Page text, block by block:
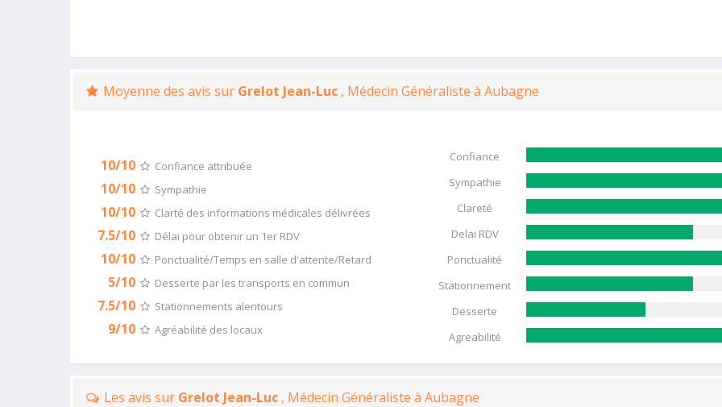
Moyenne des avis sur Grelot Jean-Luc , Médecin Généraliste à Aubagne
10/10 Confiance attribuée
10/10 Sympathie
10/10 Clarté des informations médicales délivrées
7.5/10 Délai pour obtenir un 1er RDV
10/10 Ponctualité/Temps en salle d'attente/Retard
5/10 Desserte par les transports en commun
7.5/10 Stationnements alentours
9/10 Agréabilité des locaux
Confiance
Sympathie
Clareté
Delai RDV
Ponctualité
Stationnement
Desserte
Agreabilité
Les avis sur Grelot Jean-Luc , Médecin Généraliste à Aubagne